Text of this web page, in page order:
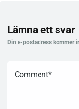
Lämna ett svar
Din e-postadress kommer